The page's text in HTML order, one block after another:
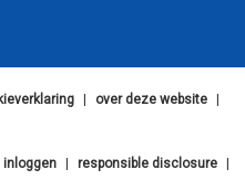
over deze website
inloggen responsible disclosure